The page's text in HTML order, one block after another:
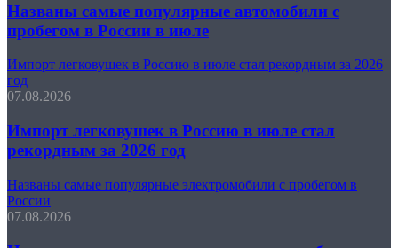
Названы самые популярные автомобили с
пробегом в России в июле
Импорт легковушек в Россию в июле стал рекордным за 2026
год
07.08.2026
Импорт легковушек в Россию в июле стал
рекордным за 2026 год
Названы самые популярные электромобили с пробегом в
России
07.08.2026